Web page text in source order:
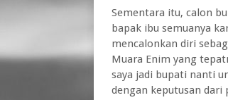
Sementara itu, calon
bapak ibu semuanya
mencalonkan diri
Muara Enim yang
saya jadi bupati nanti
dengan keputusan dari